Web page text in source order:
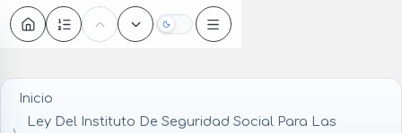
Oscuro
Inicio
Ley Del Instituto De Seguridad Social Para Las